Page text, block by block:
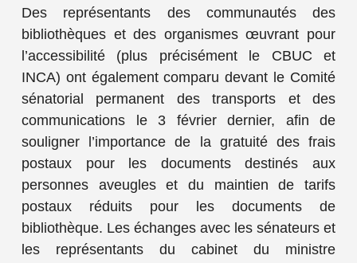
Des représentants des communautés des
bibliothèques et des organismes œuvrant pour
l’accessibilité (plus précisément le CBUC et
INCA) ont également comparu devant le Comité
sénatorial permanent des transports et des
communications le 3 février dernier, afin de
souligner l’importance de la gratuité des frais
postaux pour les documents destinés aux
personnes aveugles et du maintien de tarifs
postaux réduits pour les documents de
bibliothèque. Les échanges avec les sénateurs et
les représentants du cabinet du ministre